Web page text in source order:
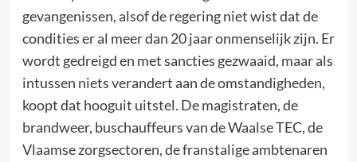
gevangenissen, alsof de regering niet wist dat de
condities er al meer dan 20 jaar onmenselijk zijn. Er
wordt gedreigd en met sancties gezwaaid, maar als
intussen niets verandert aan de omstandigheden,
koopt dat hooguit uitstel. De magistraten, de
brandweer, buschauffeurs van de Waalse TEC, de
Vlaamse zorgsectoren, de franstalige ambtenaren